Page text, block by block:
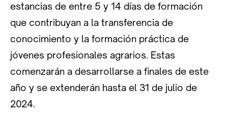
estancias de entre 5 y 14 días de formación
que contribuyan a la transferencia de
conocimiento y la formación práctica de
jóvenes profesionales agrarios. Estas
comenzarán a desarrollarse a finales de este
año y se extenderán hasta el 31 de julio de
2024.